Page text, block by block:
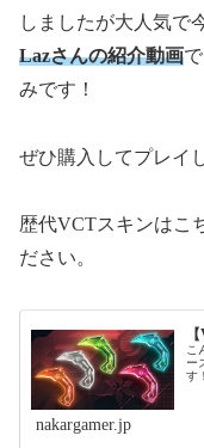
しましたが大人気で
Lazさんの紹介動画
みです！
ぜひ購入してプレイ
歴代VCTスキンはこ
ださい。
こ
ー
す
nakargamer.jp